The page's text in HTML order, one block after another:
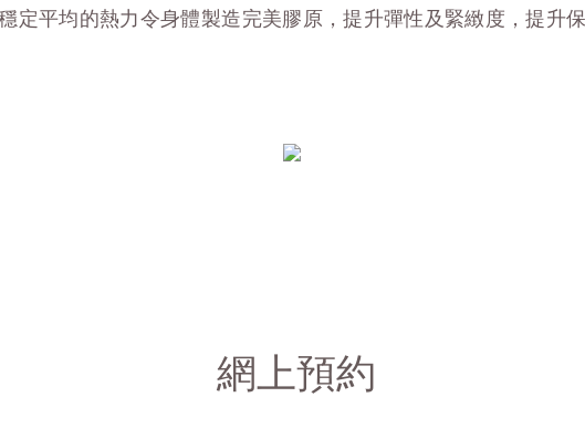
定平均的熱力令身體製造完美膠原，提升彈性及緊緻度，提升
網上預約